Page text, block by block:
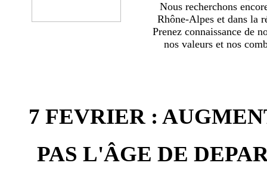
Nous recherchons
Rhône-Alpes et dans la
Prenez connaissance de
nos valeurs et nos
7 FEVRIER :
PAS L'ÂGE DE